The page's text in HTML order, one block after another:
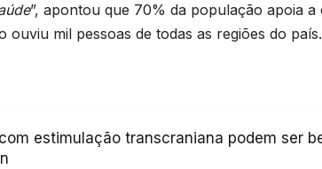
”, apontou que 70% da população apoia a
ouviu mil pessoas de todas as regiões do país.
estimulação transcraniana podem ser